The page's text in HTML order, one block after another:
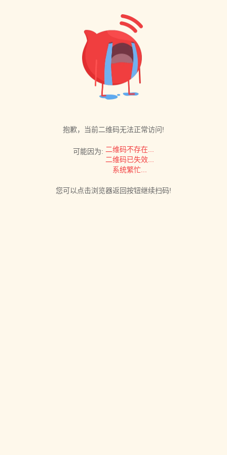
抱歉，当前二维码无法正常访问!
可能因为: 二维码不存在...
二维码已失效...
系统繁忙...
您可以点击浏览器返回按钮继续扫码!